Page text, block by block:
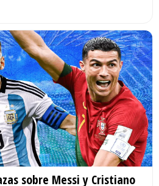
sobre Messi y Cristiano